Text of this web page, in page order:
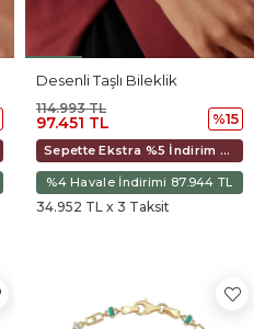
Desenli Taşlı Bileklik
97.451 TL
114.993 TL
%15
Sepette Ekstra %5 İndirim 91.609 TL
%4 Havale İndirimi 87.944 TL
34.952 TL x 3 Taksit